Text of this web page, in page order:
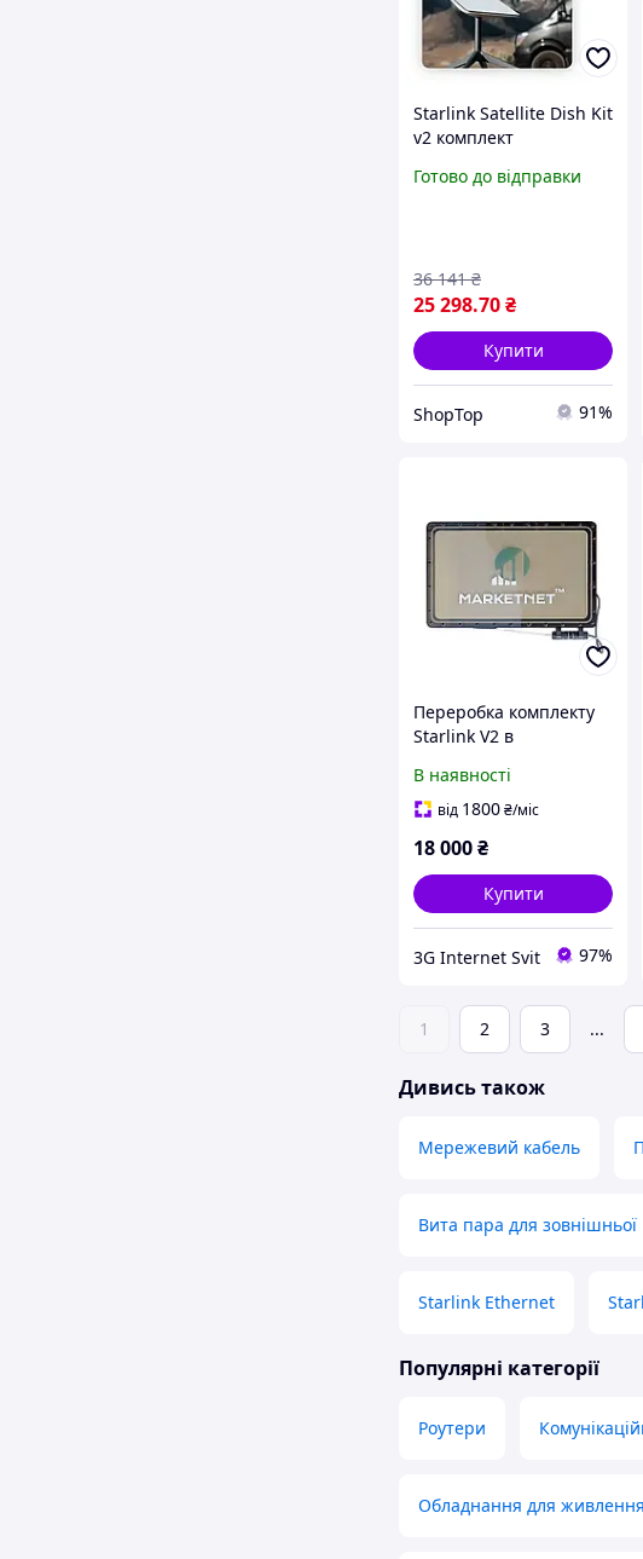
Starlink Satellite Dish Kit
v2 комплект
інтернету з фазованою
Готово до відправки
25 298.70₴
36 141 ₴
Купити
ShopTop 91%
Переробка комплекту
Starlink V2 в
для авто /
Супутниковий інтернет
В наявності
від 1800₴/міс
18 000₴
Купити
3G Internet Svit 97%
1 2 3 ...
Дивись також
Мережевий кабель
Вита пара для
Starlink Ethernet
Популярні категорії
Роутери
Обладнання для